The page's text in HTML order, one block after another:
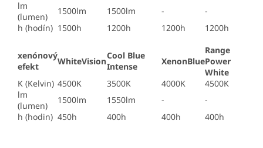
lm
(lumen)
1500lm 1500lm -
-
h (hodín) 1500h 1200h 1200h 1200h
xenónový
efekt
WhiteVision
Cool Blue
Intense
XenonBlue
Range
Power
White
K (Kelvin) 4500K 3500K 4000K
4500K
lm
(lumen)
1500lm 1550lm -
-
h (hodin) 450h 400h 400h 400h